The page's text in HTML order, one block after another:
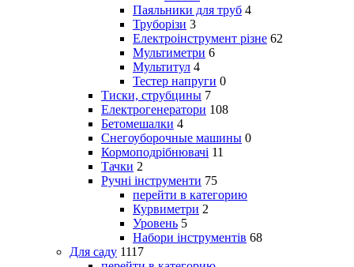
Паяльники для труб 4
Труборізи 3
Електроінструмент різне 62
Мультиметри 6
Мультитул 4
Тестер напруги 0
Тиски, струбцины 7
Електрогенератори 108
Бетомешалки 4
Снегоуборочные машины 0
Кормоподрібнювачі 11
Тачки 2
Ручні інструменти 75
перейти в категорию
Курвиметри 2
Уровень 5
Набори інструментів 68
Для саду 1117